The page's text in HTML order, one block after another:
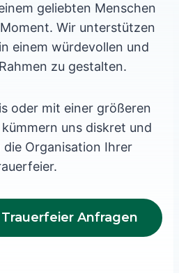
geliebten Menschen
Wir unterstützen
einem würdevollen und
zu gestalten.
oder mit einer größeren
uns diskret und
die Organisation Ihrer
Trauerfeier Anfragen